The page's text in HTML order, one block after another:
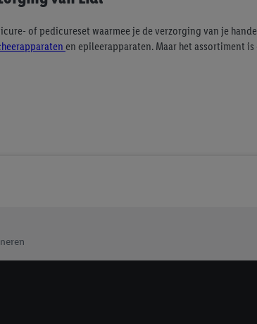
of pedicureset waarmee je de verzorging van je
en epileerapparaten. Maar het assortiment
als Lidl webshop klant
trekken, vind je in onze
over de cookies die wij inzetten.